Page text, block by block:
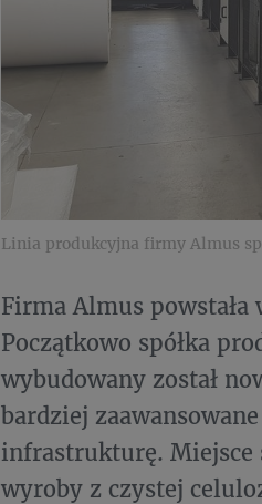
Linia produkcyjna firmy Almus
Firma Almus
Początkowo spółka
wybudowany został
bardziej
infrastrukturę. Miejsce
wyroby z czystej